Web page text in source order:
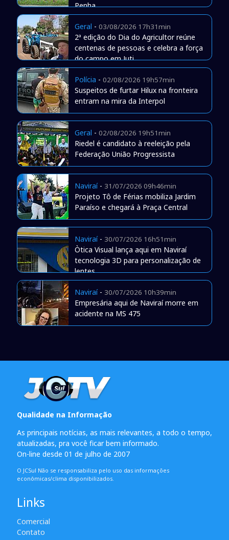
Penha
Geral - 03/08/2026 17h31min
2ª edição do Dia do Agricultor reúne
centenas de pessoas e celebra a força
do campo em Juti
Polícia - 02/08/2026 19h57min
Suspeitos de furtar Hilux na fronteira
entram na mira da Interpol
Geral - 02/08/2026 19h51min
Riedel é candidato à reeleição pela
Federação União Progressista
Naviraí- 31/07/2026 09h46min
Projeto Tô de Férias mobiliza Jardim
Paraíso e chegará à Praça Central
Naviraí- 30/07/2026 16h51min
Òtica Visual lança aqui em Naviraí
tecnologia 3D para personalização de
lentes
Naviraí- 30/07/2026 10h39min
Empresária aqui de Naviraí morre em
acidente na MS 475
Qualidade na Informação
As principais notícias, as mais relevantes, a todo o tempo,
atualizadas, pra você ficar bem informado.
On-line desde 01 de julho de 2007
O JCSul Não se responsabiliza pelo uso das informações
econômicas/clima disponibilizados.
Links
Comercial
Contato